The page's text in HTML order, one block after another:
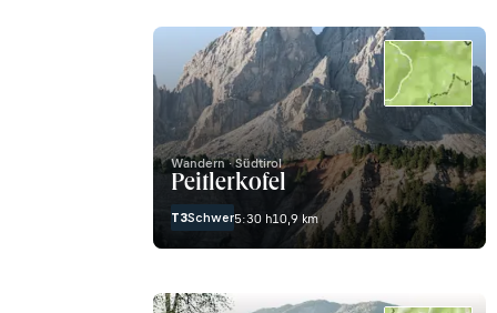
Wandern · Südtirol
Peitlerkofel
T3Schwer5:30 h10,9 km